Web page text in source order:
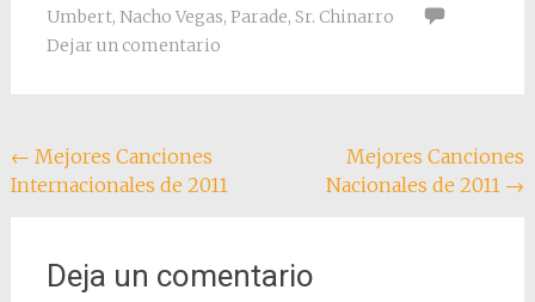
Umbert, Nacho Vegas, Parade, Sr. Chinarro
Dejar un comentario
Navegación
de
← Mejores Canciones
Internacionales de 2011
Mejores Canciones
Nacionales de 2011 →
Deja un comentario